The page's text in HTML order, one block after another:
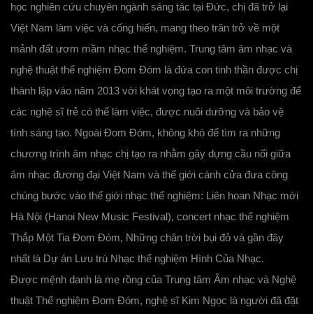
học nghiên cứu chuyên ngành sáng tác tại Đức, chị đã trở lại
Việt Nam làm việc và cống hiến, mang theo trăn trở về một
mảnh đất ươm mầm nhạc thể nghiệm. Trung tâm âm nhạc và
nghệ thuật thể nghiệm Đom Đóm là đứa con tinh thần được chị
thành lập vào năm 2013 với khát vọng tạo ra một môi trường để
các nghệ sĩ trẻ có thể làm việc, được nuôi dưỡng và bảo vệ
tính sáng tạo. Ngoài Đom Đóm, không khó để tìm ra những
chương trình âm nhạc chị tạo ra nhằm gây dựng cầu nối giữa
âm nhạc đương đại Việt Nam và thế giới cánh cửa đưa công
chúng bước vào thế giới nhạc thể nghiệm: Liên hoan Nhạc mới
Hà Nội (Hanoi New Music Festival), concert nhạc thể nghiệm
Thắp Một Tia Đom Đóm, Những chân trời bụi đỏ và gần đây
nhất là Dự án Lưu trú Nhạc thể nghiệm Hình Của Nhạc.
Được mệnh danh là mẹ rồng của Trung tâm Âm nhạc và Nghệ
thuật Thể nghiệm Đom Đóm, nghệ sĩ Kim Ngọc là người đã đặt